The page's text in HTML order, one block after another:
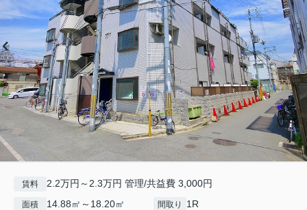
賃料 2.2万円～2.3万円 管理/共益費 3,000円
面積 14.88㎡～18.20㎡ 間取り 1R